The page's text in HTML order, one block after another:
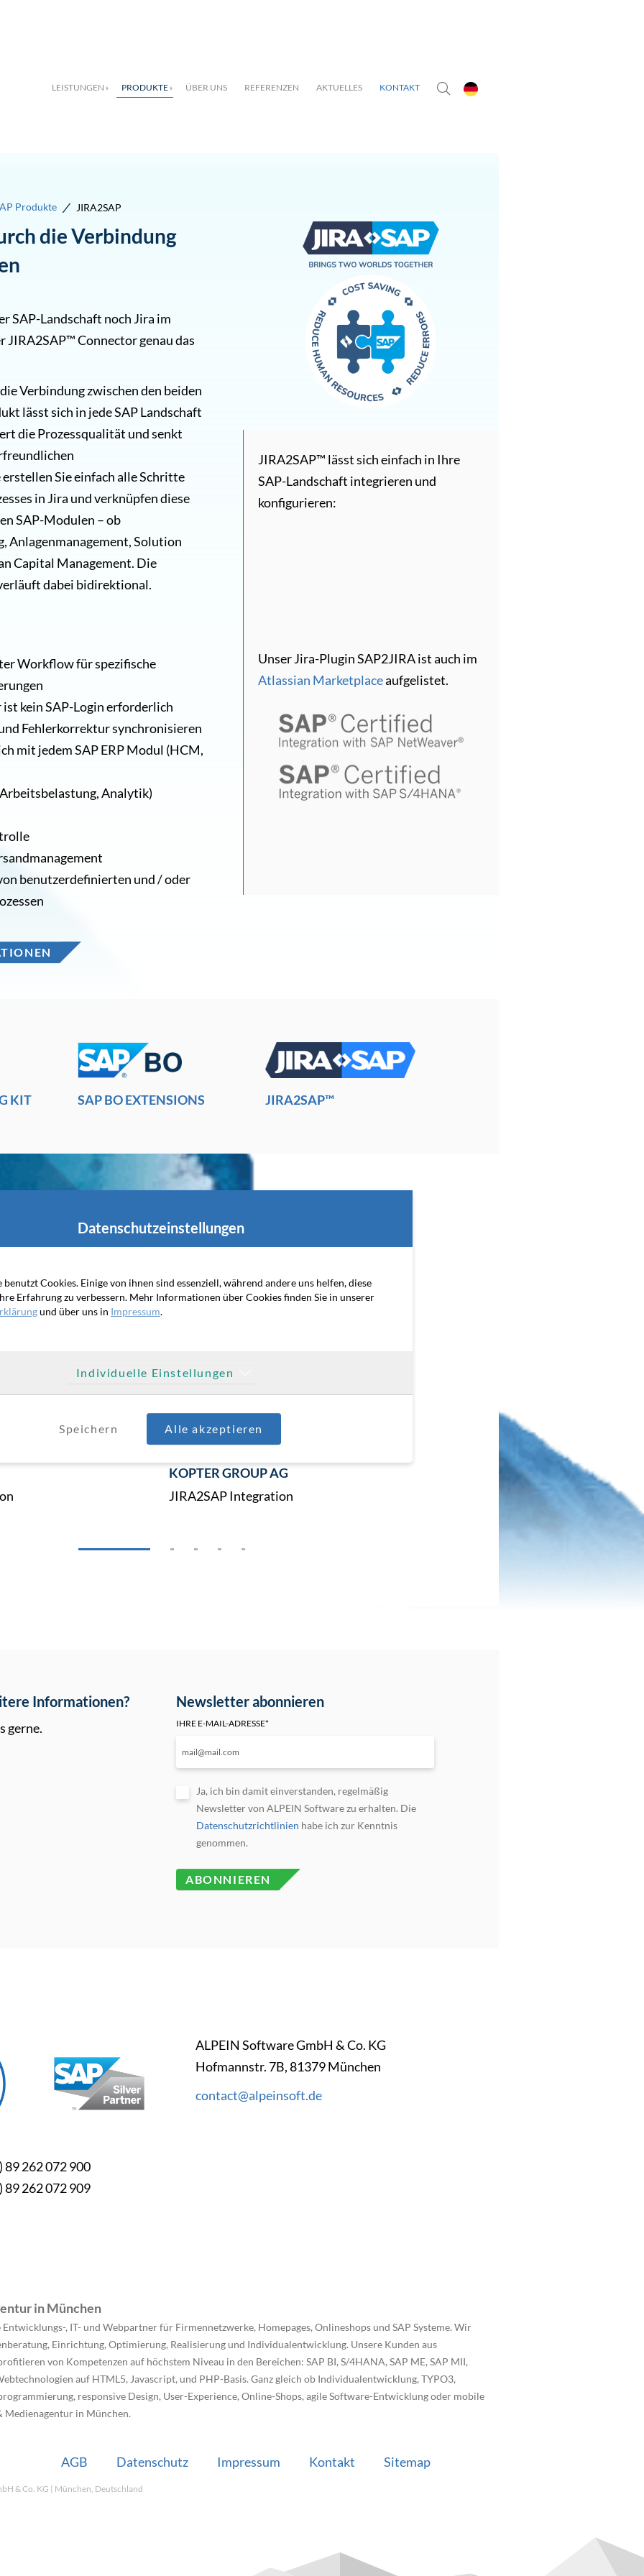
LEISTUNGEN PRODUKTE ÜBER UNS REFERENZEN AKTUELLES KONTAKT
Produkte / JIRA2SAP
die Verbindung
SAP-Landschaft noch Jira im
JIRA2SAP™ Connector genau das
Verbindung zwischen den beiden
lässt sich in jede SAP Landschaft
die Prozessqualität und senkt
Sie einfach alle Schritte
in Jira und verknüpfen diese
SAP-Modulen – ob
Anlagenmanagement, Solution
Capital Management. Die
dabei bidirektional.
Workflow für spezifische
kein SAP-Login erforderlich
Fehlerkorrektur synchronisieren
mit jedem SAP ERP Modul (HCM,
Analytik)
benutzerdefinierten und / oder
JIRA2SAP™ lässt sich einfach in Ihre
SAP-Landschaft integrieren und
konfigurieren:
Unser Jira-Plugin SAP2JIRA ist auch im
Atlassian Marketplaceaufgelistet.
KIT SAP BO EXTENSIONS JIRA2SAP™
ENTWICKLUNG
AOK Systems
JIRA2SAP Integration
EMAG GMBH & CO. KG
JIRA2SAP Integration
Informationen?
gerne.
Newsletter abonnieren
IHRE E-MAIL-ADRESSE*
ABONNIEREN
Ja, ich bin damit einverstanden, regelmäßig
Newsletter von ALPEIN Software zu erhalten. Die
Datenschutzrichtlinien
genommen.
ALPEIN Software GmbH & Co. KG
Hofmannstr. 7B, 81379 München
contact@alpeinsoft.de
89 262 072 900
89 262 072 909
in München
, IT- und Webpartner für Firmennetzwerke, Homepages, Onlineshops und SAP Systeme. Wir
Einrichtung, Optimierung, Realisierung und Individualentwicklung. Unsere Kunden aus
von Kompetenzen auf höchstem Niveau in den Bereichen: SAP BI, S/4HANA, SAP ME, SAP MII,
auf HTML5, Javascript, und PHP-Basis. Ganz gleich ob Individualentwicklung, TYPO3,
responsive Design, User-Experience, Online-Shops, agile Software-Entwicklung oder mobile
Medienagentur in München.
& Co. KG | München, Deutschland
AGB Datenschutz Impressum Kontakt Sitemap
Datenschutzeinstellungen
benutzt Cookies. Einige von ihnen sind essenziell, während andere uns helfen, diese
Erfahrung zu verbessern. Mehr Informationen über Cookies finden Sie in unserer
und über uns in Impressum.
Individuelle Einstellungen
Speichern Alle akzeptieren